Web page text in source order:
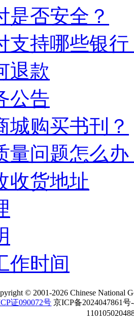
是否安全？
支持哪些银行
退款
公告
城购买书刊？
量问题怎么办
收货地址
作时间
© 2001-2026 Chinese National
证090072号 京ICP备2024047861